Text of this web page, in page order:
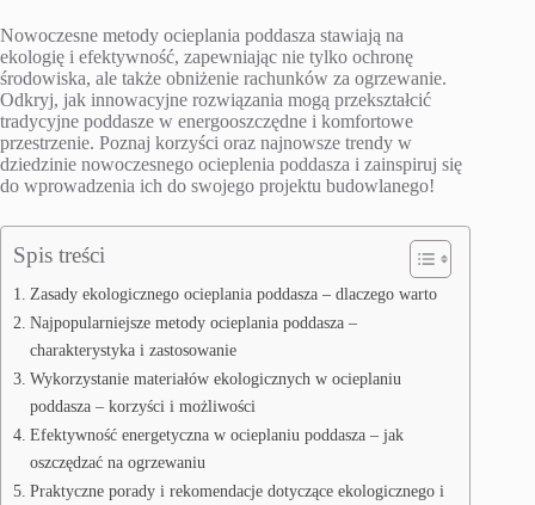
Nowoczesne metody ocieplania poddasza stawiają na
ekologię i efektywność, zapewniając nie tylko ochronę
środowiska, ale także obniżenie rachunków za ogrzewanie.
Odkryj, jak innowacyjne rozwiązania mogą przekształcić
tradycyjne poddasze w energooszczędne i komfortowe
przestrzenie. Poznaj korzyści oraz najnowsze trendy w
dziedzinie nowoczesnego ocieplenia poddasza i zainspiruj się
do wprowadzenia ich do swojego projektu budowlanego!
Spis treści
Zasady ekologicznego ocieplania poddasza – dlaczego warto
Najpopularniejsze metody ocieplania poddasza –
charakterystyka i zastosowanie
Wykorzystanie materiałów ekologicznych w ocieplaniu
poddasza – korzyści i możliwości
Efektywność energetyczna w ocieplaniu poddasza – jak
oszczędzać na ogrzewaniu
Praktyczne porady i rekomendacje dotyczące ekologicznego i